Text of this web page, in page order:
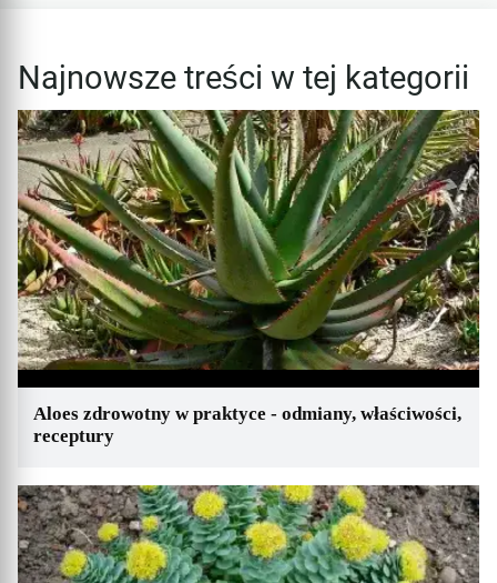
Najnowsze treści w tej kategorii
Aloes zdrowotny w praktyce - odmiany, właściwości,
receptury